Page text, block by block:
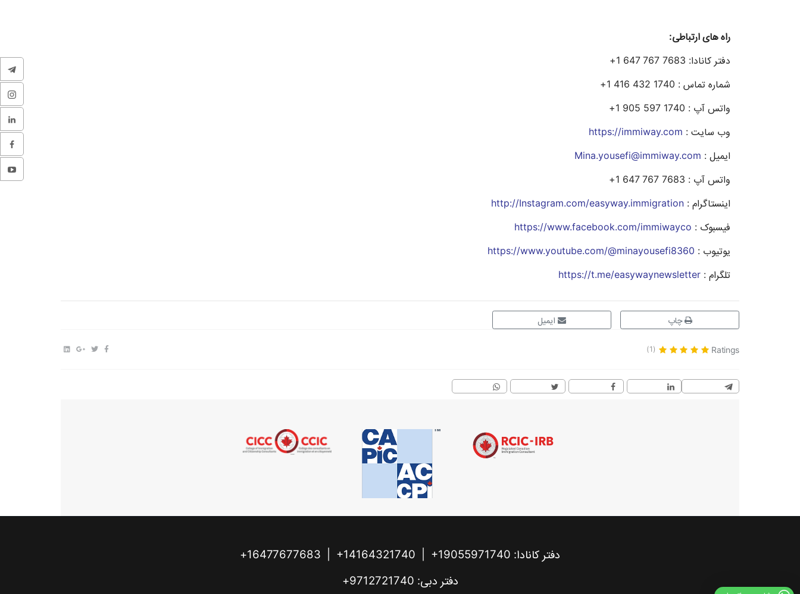
راه های ارتباطی:
دفتر کانادا: 7683 767 647 1+
شماره تماس : 1740 432 416 1+
واتس آپ : 1740 597 905 1+
وب سایت : https://immiway.com
ایمیل : Mina.yousefi@immiway.com
واتس آپ : 7683 767 647 1+
اینستاگرام : http://Instagram.com/easyway.immigration
فیسبوک : https://www.facebook.com/immiwayco
یوتیوب : https://www.youtube.com/@minayousefi8360
تلگرام : https://t.me/easywaynewsletter
چاپ ایمیل
Ratings
(1)
دفتر کانادا: 19055971740+ | 14164321740+ | 16477677683+
دفتر دبی: 9712721740+